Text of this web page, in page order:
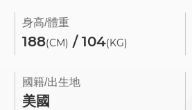
身高/體重
188(CM) / 104(KG)
國籍/出生地
美國